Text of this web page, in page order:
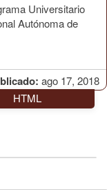
ago 17, 2018
Universitario
Autónoma de
HTML